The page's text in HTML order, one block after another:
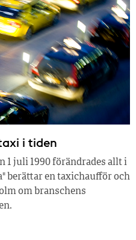
i tiden
1 juli 1990 förändrades allt i
berättar en taxichaufför och
om branschens